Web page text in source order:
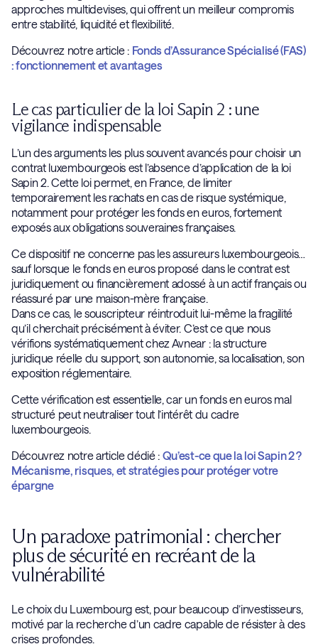
approches multidevises, qui offrent un meilleur compromis
entre stabilité, liquidité et flexibilité.
Découvrez notre article : Fonds d’Assurance Spécialisé (FAS)
: fonctionnement et avantages
Le cas particulier de la loi Sapin 2 : une
vigilance indispensable
L’un des arguments les plus souvent avancés pour choisir un
contrat luxembourgeois est l’absence d’application de la loi
Sapin 2. Cette loi permet, en France, de limiter
temporairement les rachats en cas de risque systémique,
notamment pour protéger les fonds en euros, fortement
exposés aux obligations souveraines françaises.
Ce dispositif ne concerne pas les assureurs luxembourgeois…
sauf lorsque le fonds en euros proposé dans le contrat est
juridiquement ou financièrement adossé à un actif français ou
réassuré par une maison-mère française.
Dans ce cas, le souscripteur réintroduit lui-même la fragilité
qu’il cherchait précisément à éviter. C’est ce que nous
vérifions systématiquement chez Avnear : la structure
juridique réelle du support, son autonomie, sa localisation, son
exposition réglementaire.
Cette vérification est essentielle, car un fonds en euros mal
structuré peut neutraliser tout l’intérêt du cadre
luxembourgeois.
Découvrez notre article dédié : Qu’est-ce que la loi Sapin 2 ?
Mécanisme, risques, et stratégies pour protéger votre
épargne
Un paradoxe patrimonial : chercher
plus de sécurité en recréant de la
vulnérabilité
Le choix du Luxembourg est, pour beaucoup d’investisseurs,
motivé par la recherche d’un cadre capable de résister à des
crises profondes.